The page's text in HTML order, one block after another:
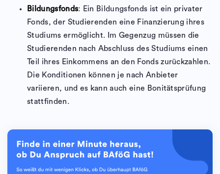
Bildungsfonds: Ein Bildungsfonds ist ein privater
Fonds, der Studierenden eine Finanzierung ihres
Studiums ermöglicht. Im Gegenzug müssen die
Studierenden nach Abschluss des Studiums einen
Teil ihres Einkommens an den Fonds zurückzahlen.
Die Konditionen können je nach Anbieter
variieren, und es kann auch eine Bonitätsprüfung
stattfinden.